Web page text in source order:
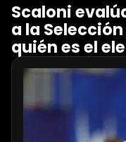
Scaloni
a la
quién es el